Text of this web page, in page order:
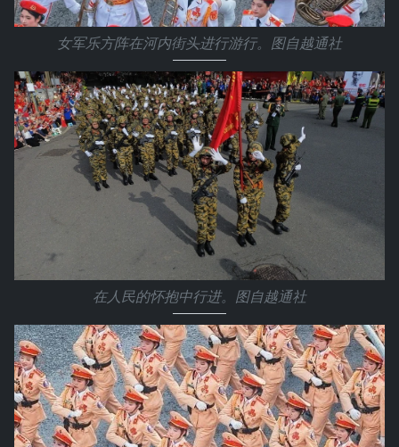
女军乐方阵在河内街头进行游行。图自越通社
在人民的怀抱中行进。图自越通社